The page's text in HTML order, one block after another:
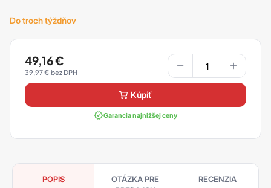
Do troch týždňov
49,16€
39,97€
kúpiť
Garancia najnižšej ceny
POPIS
OTÁZKA PRE
RECENZIA